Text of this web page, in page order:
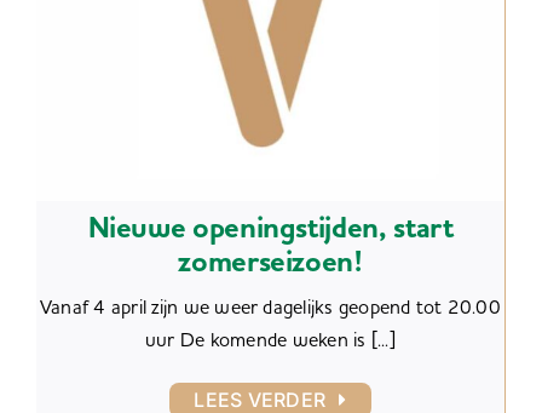
Nieuwe openingstijden, start
zomerseizoen!
Vanaf 4 april zijn we weer dagelijks geopend tot 20.00
uur De komende weken is [...]
LEES VERDER